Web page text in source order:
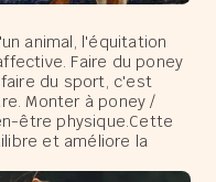
animal, l'équitation
Faire du poney
du sport, c'est
Monter à poney /
être physique.Cette
et améliore la